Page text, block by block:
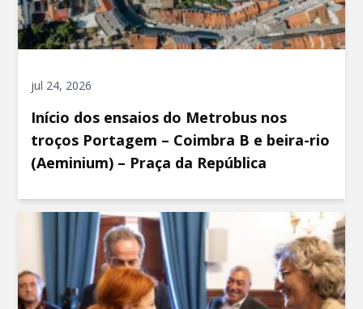
jul 24, 2026
Início dos ensaios do Metrobus nos
troços Portagem – Coimbra B e beira-rio
(Aeminium) – Praça da República